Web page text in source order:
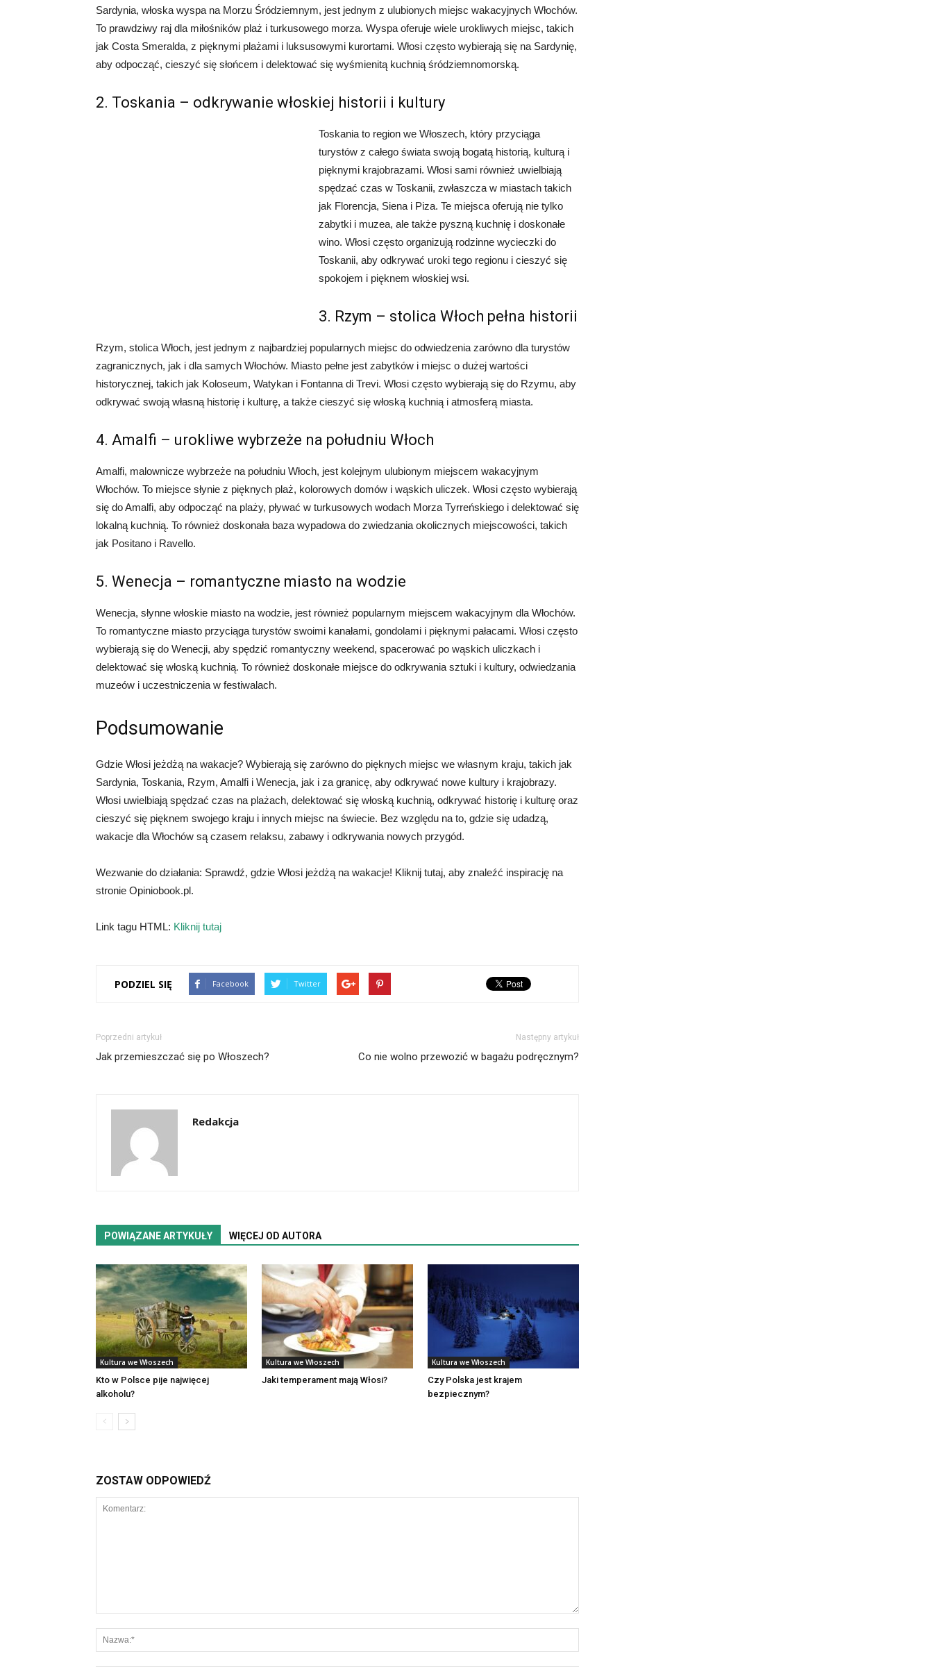
Sardynia, włoska wyspa na Morzu Śródziemnym, jest jednym z ulubionych miejsc wakacyjnych Włochów.
To prawdziwy raj dla miłośników plaż i turkusowego morza. Wyspa oferuje wiele urokliwych miejsc, takich
jak Costa Smeralda, z pięknymi plażami i luksusowymi kurortami. Włosi często wybierają się na Sardynię,
aby odpocząć, cieszyć się słońcem i delektować się wyśmienitą kuchnią śródziemnomorską.
2. Toskania – odkrywanie włoskiej historii i kultury
Toskania to region we Włoszech, który przyciąga
turystów z całego świata swoją bogatą historią, kulturą i
pięknymi krajobrazami. Włosi sami również uwielbiają
spędzać czas w Toskanii, zwłaszcza w miastach takich
jak Florencja, Siena i Piza. Te miejsca oferują nie tylko
zabytki i muzea, ale także pyszną kuchnię i doskonałe
wino. Włosi często organizują rodzinne wycieczki do
Toskanii, aby odkrywać uroki tego regionu i cieszyć się
spokojem i pięknem włoskiej wsi.
3. Rzym – stolica Włoch pełna historii
Rzym, stolica Włoch, jest jednym z najbardziej popularnych miejsc do odwiedzenia zarówno dla turystów
zagranicznych, jak i dla samych Włochów. Miasto pełne jest zabytków i miejsc o dużej wartości
historycznej, takich jak Koloseum, Watykan i Fontanna di Trevi. Włosi często wybierają się do Rzymu, aby
odkrywać swoją własną historię i kulturę, a także cieszyć się włoską kuchnią i atmosferą miasta.
4. Amalfi – urokliwe wybrzeże na południu Włoch
Amalfi, malownicze wybrzeże na południu Włoch, jest kolejnym ulubionym miejscem wakacyjnym
Włochów. To miejsce słynie z pięknych plaż, kolorowych domów i wąskich uliczek. Włosi często wybierają
się do Amalfi, aby odpocząć na plaży, pływać w turkusowych wodach Morza Tyrreńskiego i delektować się
lokalną kuchnią. To również doskonała baza wypadowa do zwiedzania okolicznych miejscowości, takich
jak Positano i Ravello.
5. Wenecja – romantyczne miasto na wodzie
Wenecja, słynne włoskie miasto na wodzie, jest również popularnym miejscem wakacyjnym dla Włochów.
To romantyczne miasto przyciąga turystów swoimi kanałami, gondolami i pięknymi pałacami. Włosi często
wybierają się do Wenecji, aby spędzić romantyczny weekend, spacerować po wąskich uliczkach i
delektować się włoską kuchnią. To również doskonałe miejsce do odkrywania sztuki i kultury, odwiedzania
muzeów i uczestniczenia w festiwalach.
Podsumowanie
Gdzie Włosi jeżdżą na wakacje? Wybierają się zarówno do pięknych miejsc we własnym kraju, takich jak
Sardynia, Toskania, Rzym, Amalfi i Wenecja, jak i za granicę, aby odkrywać nowe kultury i krajobrazy.
Włosi uwielbiają spędzać czas na plażach, delektować się włoską kuchnią, odkrywać historię i kulturę oraz
cieszyć się pięknem swojego kraju i innych miejsc na świecie. Bez względu na to, gdzie się udadzą,
wakacje dla Włochów są czasem relaksu, zabawy i odkrywania nowych przygód.
Wezwanie do działania: Sprawdź, gdzie Włosi jeżdżą na wakacje! Kliknij tutaj, aby znaleźć inspirację na
stronie Opiniobook.pl.
Link tagu HTML: Kliknij tutaj
PODZIEL SIĘ Facebook Twitter
Poprzedni artykuł
Jak przemieszczać się po Włoszech?
Następny artykuł
Co nie wolno przewozić w bagażu podręcznym?
Redakcja
POWIĄZANE ARTYKUŁY WIĘCEJ OD AUTORA
Kultura we Włoszech
Kto w Polsce pije najwięcej
alkoholu?
Kultura we Włoszech
Jaki temperament mają Włosi?
Kultura we Włoszech
Czy Polska jest krajem
bezpiecznym?
ZOSTAW ODPOWIEDŹ